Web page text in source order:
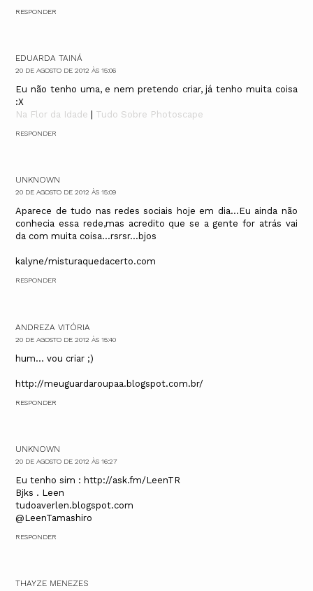
RESPONDER
EDUARDA TAINÁ
20 DE AGOSTO DE 2012 ÀS 15:06
Eu não tenho uma, e nem pretendo criar, já tenho muita coisa
:X
Na Flor da Idade
Tudo Sobre Photoscape
RESPONDER
UNKNOWN
20 DE AGOSTO DE 2012 ÀS 15:09
Aparece de tudo nas redes sociais hoje em dia...Eu ainda não
conhecia essa rede,mas acredito que se a gente for atrás vai
da com muita coisa...rsrsr...bjos
kalyne/misturaquedacerto.com
RESPONDER
ANDREZA VITÓRIA
20 DE AGOSTO DE 2012 ÀS 15:40
hum... vou criar ;)
http://meuguardaroupaa.blogspot.com.br/
RESPONDER
UNKNOWN
20 DE AGOSTO DE 2012 ÀS 16:27
Eu tenho sim : http://ask.fm/LeenTR
Bjks . Leen
tudoaverlen.blogspot.com
@LeenTamashiro
RESPONDER
THAYZE MENEZES